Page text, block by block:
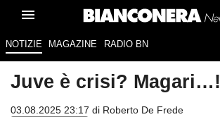
NOTIZIE MAGAZINE RADIO BN
Juve è crisi? Magari…!
03.08.2025 23:17 di Roberto De Frede